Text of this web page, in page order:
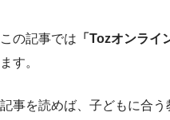
この記事では 「Tozオンライ
ます。
記事を読めば、子どもに合う